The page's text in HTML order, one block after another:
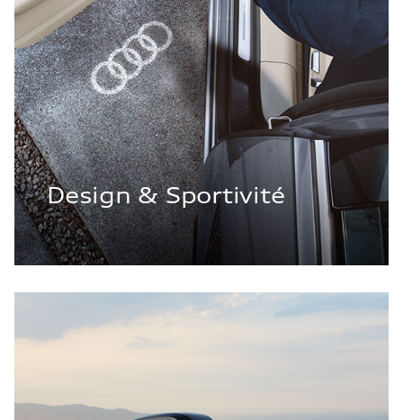
Design & Sportivité